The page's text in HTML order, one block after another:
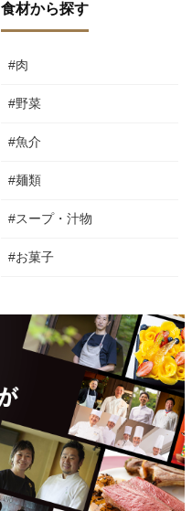
食材から探す
#肉
#野菜
#魚介
#麺類
#スープ・汁物
#お菓子